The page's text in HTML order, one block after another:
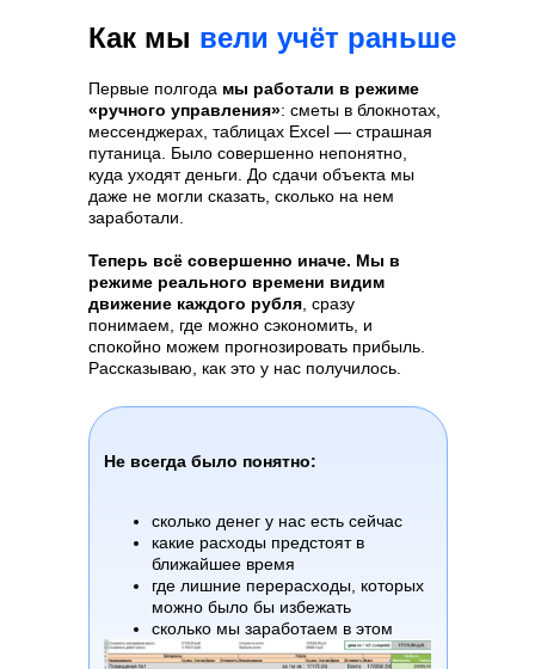
Как мы вели учёт раньше
Первые полгода мы работали в режиме
«ручного управления»: сметы в блокнотах,
мессенджерах, таблицах Excel — страшная
путаница. Было совершенно непонятно,
куда уходят деньги. До сдачи объекта мы
даже не могли сказать, сколько на нем
заработали.
Теперь всё совершенно иначе. Мы в
режиме реального времени видим
движение каждого рубля , сразу
понимаем, где можно сэкономить, и
спокойно можем прогнозировать прибыль.
Рассказываю, как это у нас получилось.
Не всегда было понятно:
сколько денег у нас есть сейчас
какие расходы предстоят в
ближайшее время
где лишние перерасходы, которых
можно было бы избежать
сколько мы заработаем в этом
месяце